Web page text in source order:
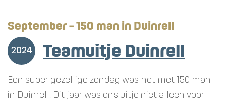
September - 150 man in Duinrell
2024 Teamuitje Duinrell
Een super gezellige zondag was het met 150 man
in Duinrell. Dit jaar was ons uitje niet alleen voor